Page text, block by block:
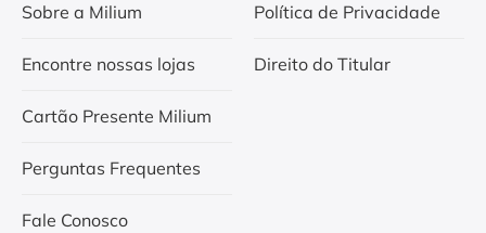
Sobre a Milium
Encontre nossas lojas
Cartão Presente Milium
Perguntas Frequentes
Fale Conosco
Política de Privacidade
Direito do Titular